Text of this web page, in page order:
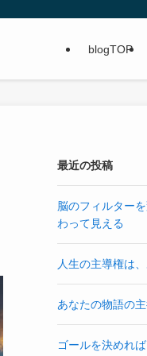
blogTOP
最近の投稿
脳のフィルター
わって見える
人生の主導権は
あなたの物語の
ゴールを決めれ